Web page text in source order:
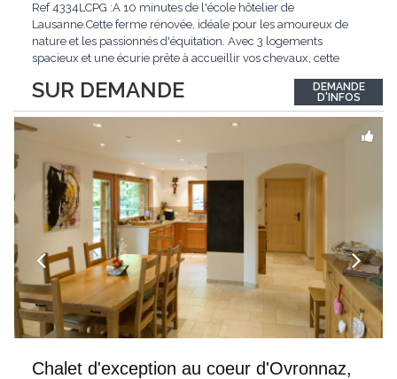
SUR DEMANDE
Ref 4334LCPG :A 10 minutes de l'école hôtelier de
Lausanne.Cette ferme rénovée, idéale pour les amoureux de
nature et les passionnés d'équitation. Avec 3 logements
spacieux et une écurie prête à accueillir vos chevaux, cette
authentique et confort moderne. - 3 logements confortables :
duplex 2,5 pièces, duplex 4,5 pièces avec...
DEMANDE
D'INFOS
Chalet d'exception au coeur d'Ovronnaz,